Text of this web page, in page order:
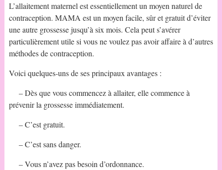
L’allaitement maternel est essentiellement un moyen naturel de
contraception. MAMA est un moyen facile, sûr et gratuit d’éviter
une autre grossesse jusqu’à six mois. Cela peut s’avérer
particulièrement utile si vous ne voulez pas avoir affaire à d’autres
méthodes de contraception.
Voici quelques-uns de ses principaux avantages :
– Dès que vous commencez à allaiter, elle commence à
prévenir la grossesse immédiatement.
– C’est gratuit.
– C’est sans danger.
– Vous n’avez pas besoin d’ordonnance.